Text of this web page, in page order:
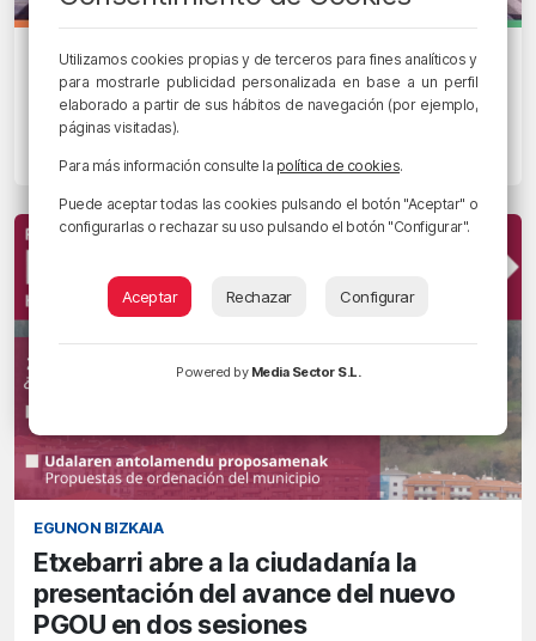
EGUNON BIZKAIA
Etxebarri volverá a volcarse con la
Korrika el próximo 27 de marzo
22/03/2026 • 09:02 • RADIO POPULAR - HERRI IRRATIA
EGUNON BIZKAIA
Etxebarri abre a la ciudadanía la
presentación del avance del nuevo
PGOU en dos sesiones
Utilizamos cookies propias y de terceros para fines analíticos y
para mostrarle publicidad personalizada en base a un perfil
elaborado a partir de sus hábitos de navegación (por ejemplo,
páginas visitadas).
Para más información consulte la política de cookies.
Puede aceptar todas las cookies pulsando el botón "Aceptar" o
configurarlas o rechazar su uso pulsando el botón "Configurar".
Aceptar Rechazar Configurar
Powered by Media Sector S.L.